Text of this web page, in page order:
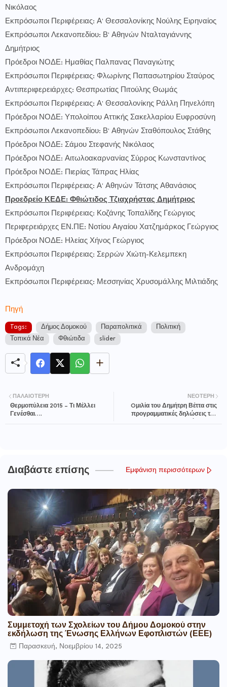
Νικόλαος
Εκπρόσωποι Περιφέρειας: Α' Θεσσαλονίκης Νούλης Ειρηναίος
Εκπρόσωποι Λεκανοπεδίου: Β' Αθηνών Νταλταγιάννης
Δημήτριος
Πρόεδροι ΝΟΔΕ: Ημαθίας Παλπανας Παναγιώτης
Εκπρόσωποι Περιφέρειας: Φλωρίνης Παπασωτηρίου Σταύρος
Αντιπεριφερειάρχες: Θεσπρωτίας Πιτούλης Θωμάς
Εκπρόσωποι Περιφέρειας: Α' Θεσσαλονίκης Ράλλη Πηνελόπη
Πρόεδροι ΝΟΔΕ: Υπολοίπου Αττικής Σακελλαρίου Ευφροσύνη
Εκπρόσωποι Λεκανοπεδίου: Β' Αθηνών Σταθόπουλος Στάθης
Πρόεδροι ΝΟΔΕ: Σάμου Στεφανής Νικόλαος
Πρόεδροι ΝΟΔΕ: Αιτωλοακαρνανίας Σύρρος Κωνσταντίνος
Πρόεδροι ΝΟΔΕ: Πιερίας Τάπρας Ηλίας
Εκπρόσωποι Περιφέρειας: Α' Αθηνών Τάτσης Αθανάσιος
Προεδρείο ΚΕΔΕ: Φθιώτιδος Τζιαχρήστας Δημήτριος
Εκπρόσωποι Περιφέρειας: Κοζάνης Τοπαλίδης Γεώργιος
Περιφερειάρχες ΕΝ.ΠΕ: Νοτίου Αιγαίου Χατζημάρκος Γεώργιος
Πρόεδροι ΝΟΔΕ: Ηλείας Χήνος Γεώργιος
Εκπρόσωποι Περιφέρειας: Σερρών Χιώτη-Κελεμπεκη
Ανδρομάχη
Εκπρόσωποι Περιφέρειας: Μεσσηνίας Χρυσομάλλης Μιλτιάδης
Πηγή
Tags: Δήμος Δομοκού Παραπολιτικά
Πολιτική
Τοπικά Νέα
Φθιώτιδα slider
ΝΕΌΤΕΡΗ
Oμιλία του Δημήτρη Βέττα στις
προγραμματικές δηλώσεις της
ΠΑΛΑΙΌΤΕΡΗ
Θερμοπύλεια 2015 – Τι Μέλλει
Γενέσθαι….
Διαβάστε επίσης Εμφάνιση περισσότερων
Συμμετοχή των Σχολείων του Δήμου Δομοκού στην
εκδήλωση της Ένωσης Ελλήνων Εφοπλιστών (ΕΕΕ)
Παρασκευή, Νοεμβρίου 14, 2025